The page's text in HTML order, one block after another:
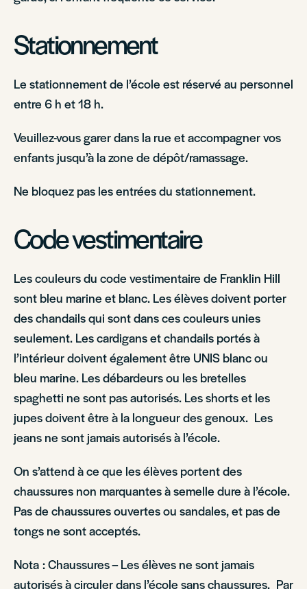
Stationnement
Le stationnement de l’école est réservé au personnel
entre 6 h et 18 h.
Veuillez-vous garer dans la rue et accompagner vos
enfants jusqu’à la zone de dépôt/ramassage.
Ne bloquez pas les entrées du stationnement.
Code vestimentaire
Les couleurs du code vestimentaire de Franklin Hill
sont bleu marine et blanc. Les élèves doivent porter
des chandails qui sont dans ces couleurs unies
seulement. Les cardigans et chandails portés à
l’intérieur doivent également être UNIS blanc ou
bleu marine. Les débardeurs ou les bretelles
spaghetti ne sont pas autorisés. Les shorts et les
jupes doivent être à la longueur des genoux. Les
jeans ne sont jamais autorisés à l’école.
On s’attend à ce que les élèves portent des
chaussures non marquantes à semelle dure à l’école.
Pas de chaussures ouvertes ou sandales, et pas de
tongs ne sont acceptés.
Nota : Chaussures – Les élèves ne sont jamais
autorisés à circuler dans l’école sans chaussures. Par